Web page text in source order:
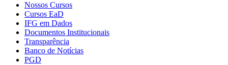
Nossos Cursos
Cursos EaD
IFG em Dados
Documentos Institucionais
Transparência
Banco de Notícias
PGD